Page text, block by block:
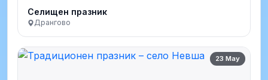
Селищен празник
Дрангово
23 May